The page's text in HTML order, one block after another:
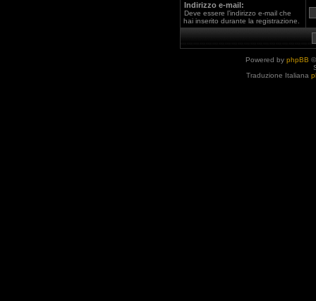
Indirizzo e-mail:
Deve essere l’indirizzo e-mail che
hai inserito durante la registrazione.
Powered by phpBB
Traduzione Italiana